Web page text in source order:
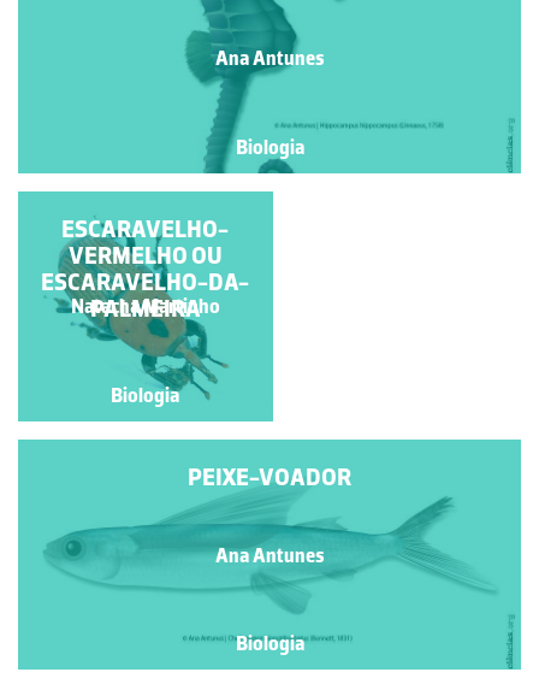
Ana Antunes
Biologia
GOLFINHO ROAZ
(TURSIOPS
TRUNCATUS)
Horácio Santos
Biologia
PEIXE-VOADOR
Ana Antunes
Biologia
ESCARAVELHO-
VERMELHO OU
ESCARAVELHO-DA-
PALMEIRA
Natacha Martinho
Biologia